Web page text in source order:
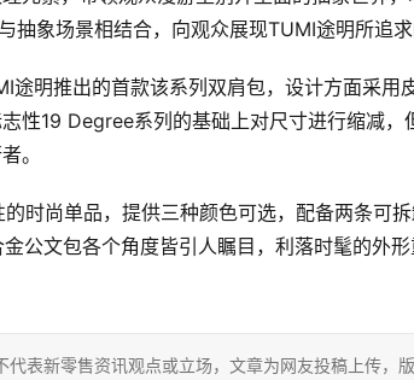
抽象场景相结合，向观众展现TUMI途明所追
途明推出的首款该系列双肩包，设计方面采用
性19 Degree系列的基础上对尺寸进行缩减
。
时尚单品，提供三种颜色可选，配备两条可
公文包各个角度皆引人瞩目，利落时髦的外
表新零售资讯观点或立场，文章为网友投稿上传，